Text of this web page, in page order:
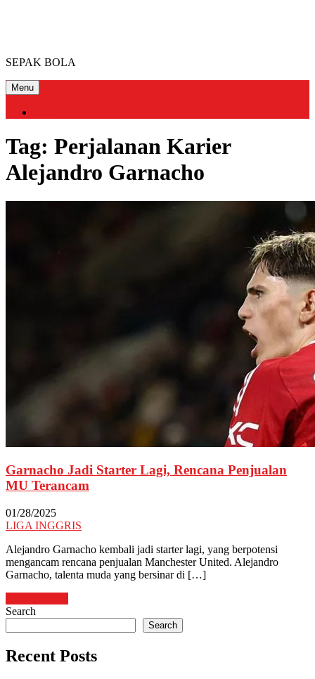
SEPAK BOLA
Menu
Tag: Perjalanan Karier
Alejandro Garnacho
Garnacho Jadi Starter Lagi, Rencana Penjualan
MU Terancam
01/28/2025
LIGA INGGRIS
Alejandro Garnacho kembali jadi starter lagi, yang berpotensi
mengancam rencana penjualan Manchester United. Alejandro
Garnacho, talenta muda yang bersinar di […]
Search
Search
Recent Posts